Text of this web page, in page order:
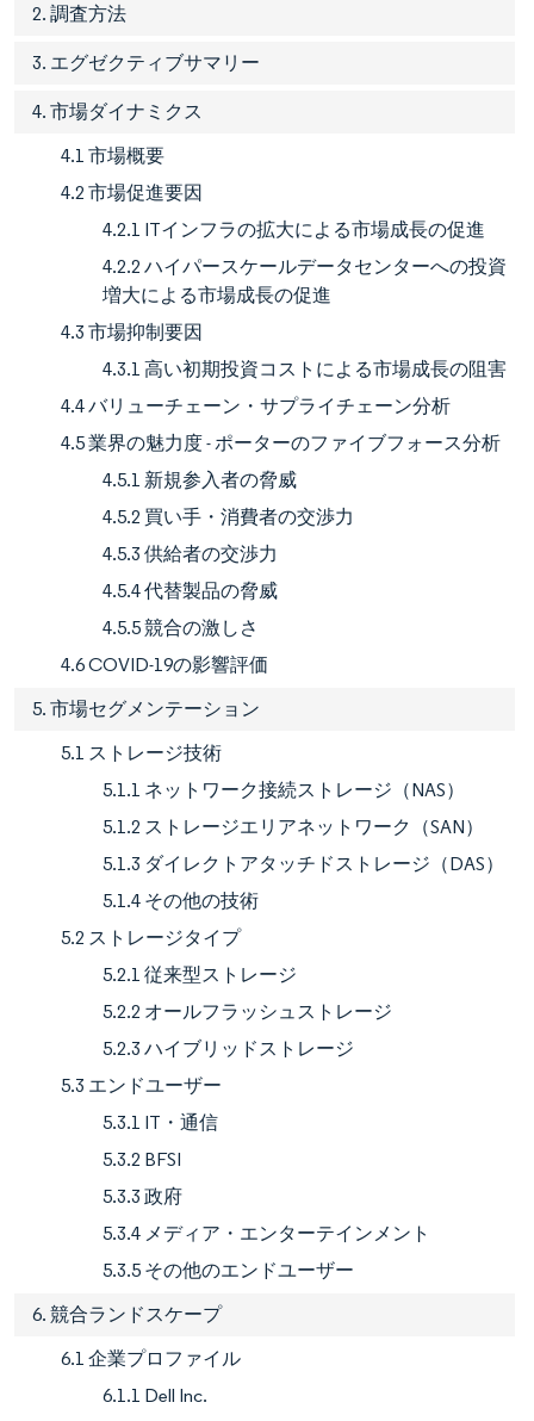
2. 調査方法
3. エグゼクティブサマリー
4. 市場ダイナミクス
4.1 市場概要
4.2 市場促進要因
4.2.1 ITインフラの拡大による市場成長の促進
4.2.2 ハイパースケールデータセンターへの投資
増大による市場成長の促進
4.3 市場抑制要因
4.3.1 高い初期投資コストによる市場成長の阻害
4.4 バリューチェーン・サプライチェーン分析
4.5 業界の魅力度 - ポーターのファイブフォース分析
4.5.1 新規参入者の脅威
4.5.2 買い手・消費者の交渉力
4.5.3 供給者の交渉力
4.5.4 代替製品の脅威
4.5.5 競合の激しさ
4.6 COVID-19の影響評価
5. 市場セグメンテーション
5.1 ストレージ技術
5.1.1 ネットワーク接続ストレージ（NAS）
5.1.2 ストレージエリアネットワーク（SAN）
5.1.3 ダイレクトアタッチドストレージ（DAS）
5.1.4 その他の技術
5.2 ストレージタイプ
5.2.1 従来型ストレージ
5.2.2 オールフラッシュストレージ
5.2.3 ハイブリッドストレージ
5.3 エンドユーザー
5.3.1 IT・通信
5.3.2 BFSI
5.3.3 政府
5.3.4 メディア・エンターテインメント
5.3.5 その他のエンドユーザー
6. 競合ランドスケープ
6.1 企業プロファイル
6.1.1 Dell Inc.